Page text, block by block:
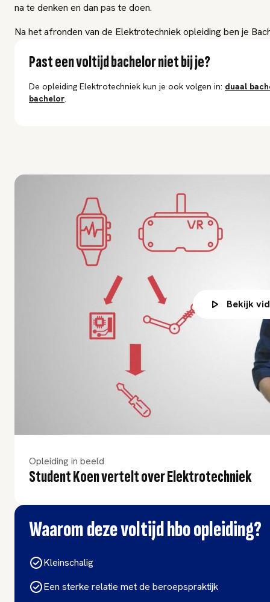
na te denken en dan pas te doen.
Na het afronden van de Elektrotechniek opleiding ben je
Past een voltijd bachelor niet bij je?
De opleiding Elektrotechniek kun je ook volgen in: duaal
bachelor.
Bekijk
Opleiding in beeld
Student Koen vertelt over Elektrotechniek
Waarom deze voltijd hbo opleiding?
Kleinschalig
Een sterke relatie met de beroepspraktijk